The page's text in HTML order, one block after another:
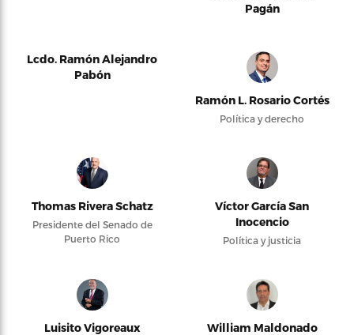
Pagán
Lcdo. Ramón Alejandro
Pabón
Ramón L. Rosario Cortés
Política y derecho
Thomas Rivera Schatz
Presidente del Senado de
Puerto Rico
Víctor García San
Inocencio
Política y justicia
Luisito Vigoreaux William Maldonado